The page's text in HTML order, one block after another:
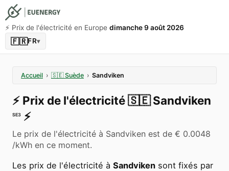
⚡️ Prix de l'électricité en Europe dimanche 9 août 2026
🇫🇷FR▾
Accueil › 🇸🇪 Suède › Sandviken
⚡️ Prix de l'électricité🇸🇪 Sandviken
SE3 ⚡️
Le prix de l'électricité à Sandviken est de € 0.0048
/kWh en ce moment.
Les prix de l'électricité à Sandviken sont fixés par